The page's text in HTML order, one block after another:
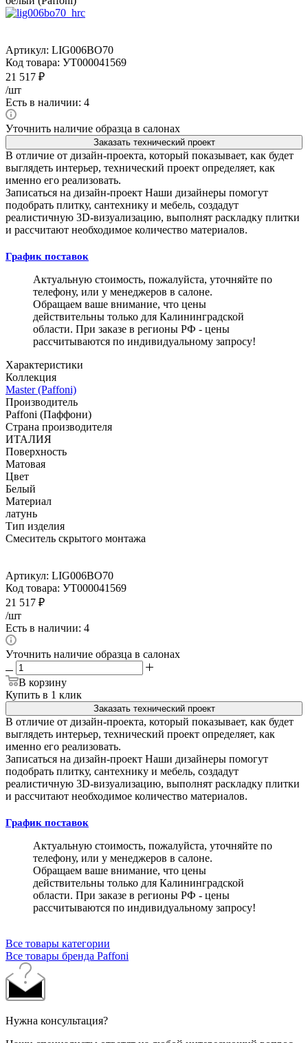
Артикул: LIG006BO70
Код товара: УТ000041569
21 517 ₽
/шт
Есть в наличии: 4
Уточнить наличие образца в салонах
Заказать технический проект
В отличие от дизайн-проекта, который показывает, как будет
выглядеть интерьер, технический проект определяет, как
именно его реализовать.
Записаться на дизайн-проект Наши дизайнеры помогут
подобрать плитку, сантехнику и мебель, создадут
реалистичную 3D-визуализацию, выполнят раскладку плитки
и рассчитают необходимое количество материалов.
График поставок
Актуальную стоимость, пожалуйста, уточняйте по
телефону, или у менеджеров в салоне.
Обращаем ваше внимание, что цены
действительны только для Калининградской
области. При заказе в регионы РФ - цены
рассчитываются по индивидуальному запросу!
Характеристики
Коллекция
Master (Paffoni)
Производитель
Paffoni (Паффони)
Страна производителя
ИТАЛИЯ
Поверхность
Матовая
Цвет
Белый
Материал
латунь
Тип изделия
Смеситель скрытого монтажа
Артикул: LIG006BO70
Код товара: УТ000041569
21 517 ₽
/шт
Есть в наличии: 4
Уточнить наличие образца в салонах
В корзину
Купить в 1 клик
Заказать технический проект
В отличие от дизайн-проекта, который показывает, как будет
выглядеть интерьер, технический проект определяет, как
именно его реализовать.
Записаться на дизайн-проект Наши дизайнеры помогут
подобрать плитку, сантехнику и мебель, создадут
реалистичную 3D-визуализацию, выполнят раскладку плитки
и рассчитают необходимое количество материалов.
График поставок
Актуальную стоимость, пожалуйста, уточняйте по
телефону, или у менеджеров в салоне.
Обращаем ваше внимание, что цены
действительны только для Калининградской
области. При заказе в регионы РФ - цены
рассчитываются по индивидуальному запросу!
Все товары категории
Все товары бренда Paffoni
Нужна консультация?